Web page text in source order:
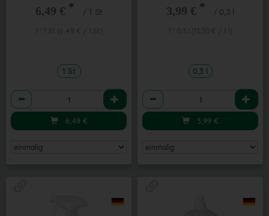
6,49 € * / 1 St
1 St
Anzahl
6,49 €
3,99 € * / 0,3 l
0,3 l
Anzahl
3,99 €